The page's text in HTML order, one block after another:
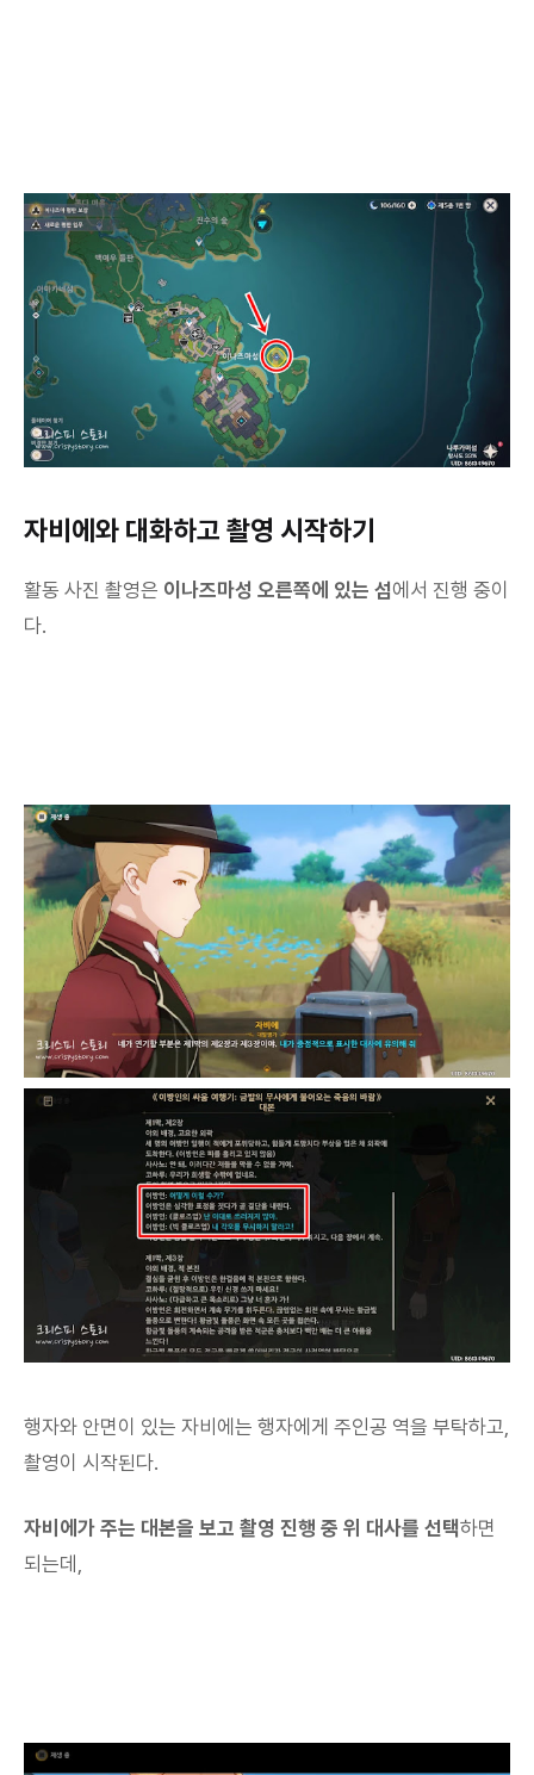
자비에와 대화하고 촬영 시작하기
활동 사진 촬영은 이나즈마성 오른쪽에 있는 섬에서 진행 중이
다.
행자와 안면이 있는 자비에는 행자에게 주인공 역을 부탁하고,
촬영이 시작된다.
자비에가 주는 대본을 보고 촬영 진행 중 위 대사를 선택하면
되는데,